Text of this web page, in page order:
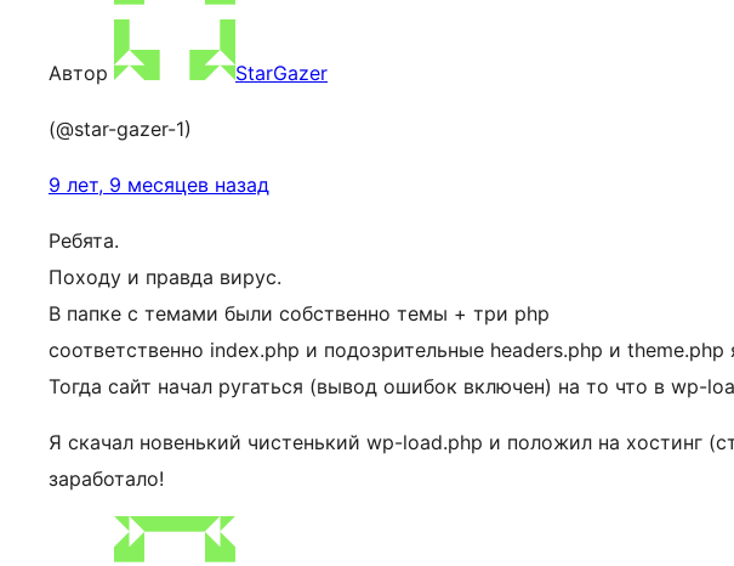
Автор StarGazer
(@star-gazer-1)
9 лет, 9 месяцев назад
Ребята.
Походу и правда вирус.
В папке с темами были собственно темы + три php
соответственно index.php и подозрительные headers.php и
Тогда сайт начал ругаться (вывод ошибок включен) на то что в wp-
Я скачал новенький чистенький wp-load.php и положил на хостинг
заработало!